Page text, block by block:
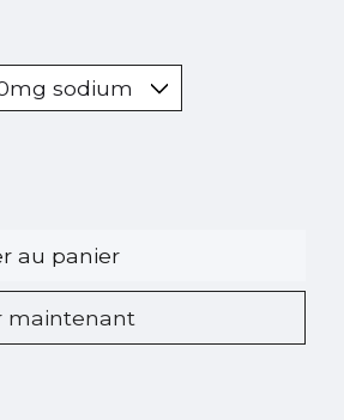
au panier
maintenant